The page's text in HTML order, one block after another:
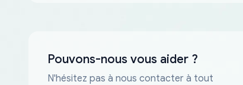
Pouvons-nous vous aider ?
N'hésitez pas à nous contacter à tout